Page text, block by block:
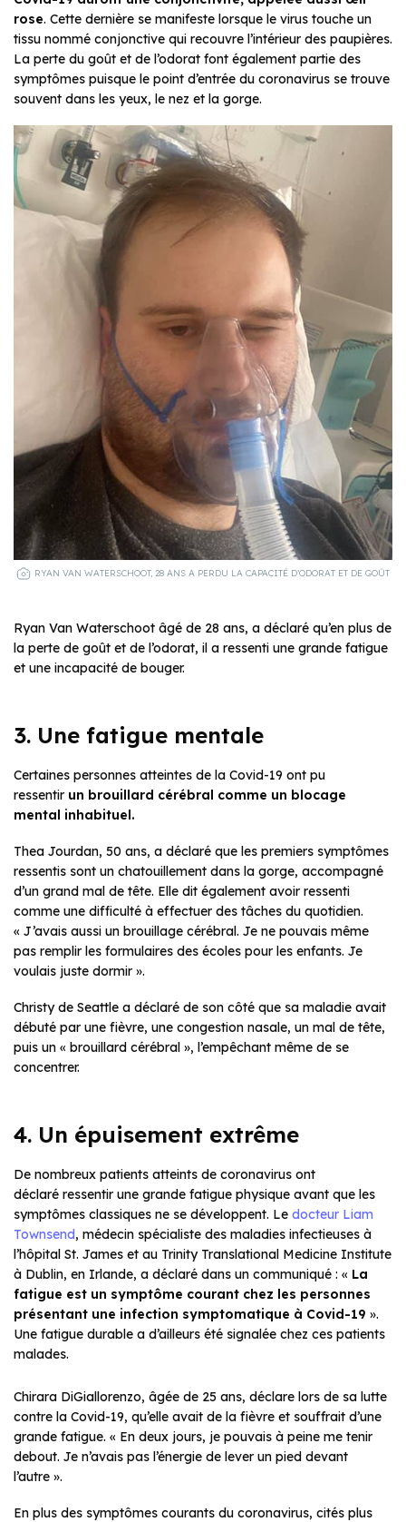
rose. Cette dernière se manifeste lorsque le virus touche un
tissu nommé conjonctive qui recouvre l’intérieur des paupières.
La perte du goût et de l’odorat font également partie des
symptômes puisque le point d’entrée du coronavirus se trouve
souvent dans les yeux, le nez et la gorge.
RYAN VAN WATERSCHOOT, 28 ANS A PERDU LA CAPACITÉ D’ODORAT ET DE GOÛT
Ryan Van Waterschoot âgé de 28 ans, a déclaré qu’en plus de
la perte de goût et de l’odorat, il a ressenti une grande fatigue
et une incapacité de bouger.
3. Une fatigue mentale
Certaines personnes atteintes de la Covid-19 ont pu
ressentir un brouillard cérébral comme un blocage
mental inhabituel.
Thea Jourdan, 50 ans, a déclaré que les premiers symptômes
ressentis sont un chatouillement dans la gorge, accompagné
d’un grand mal de tête. Elle dit également avoir ressenti
comme une difficulté à effectuer des tâches du quotidien.
« J’avais aussi un brouillage cérébral. Je ne pouvais même
pas remplir les formulaires des écoles pour les enfants. Je
voulais juste dormir ».
Christy de Seattle a déclaré de son côté que sa maladie avait
débuté par une fièvre, une congestion nasale, un mal de tête,
puis un « brouillard cérébral », l’empêchant même de se
concentrer.
4. Un épuisement extrême
De nombreux patients atteints de coronavirus ont
déclaré ressentir une grande fatigue physique avant que les
symptômes classiques ne se développent. Le docteur Liam
Townsend, médecin spécialiste des maladies infectieuses à
l’hôpital St. James et au Trinity Translational Medicine Institute
à Dublin, en Irlande, a déclaré dans un communiqué : « La
fatigue est un symptôme courant chez les personnes
présentant une infection symptomatique à Covid-19 ».
Une fatigue durable a d’ailleurs été signalée chez ces patients
malades.
Chirara DiGiallorenzo, âgée de 25 ans, déclare lors de sa lutte
contre la Covid-19, qu’elle avait de la fièvre et souffrait d’une
grande fatigue. « En deux jours, je pouvais à peine me tenir
debout. Je n’avais pas l’énergie de lever un pied devant
l’autre ».
En plus des symptômes courants du coronavirus, cités plus